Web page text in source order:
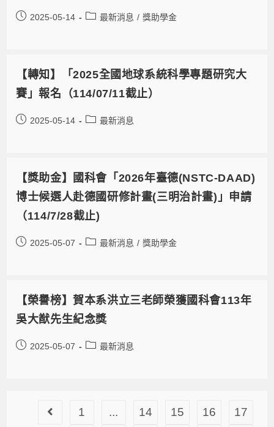
2025-05-14 最新消息 / 獎助學金
【轉知】「2025全國地球系統科學專題研究大
賽」報名（114/07/11截止）
2025-05-14 最新消息
【獎助金】國科會「2026年臺德(NSTC-DAAD)
博士候選人赴德國研修計畫(三明治計畫)」申請
（114/7/28截止)
2025-05-07 最新消息 / 獎助學金
【榮譽榜】賀本系洪立三老師榮獲國科會113年
吳大猷先生紀念獎
2025-05-07 最新消息
1 ... 14 15 16
17